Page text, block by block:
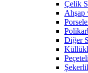
Çelik
Ahşap
Diğer